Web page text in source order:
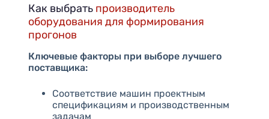
Как выбрать производитель
оборудования для формирования
прогонов
Ключевые факторы при выборе лучшего
поставщика:
Соответствие машин проектным
спецификациям и производственным
задачам